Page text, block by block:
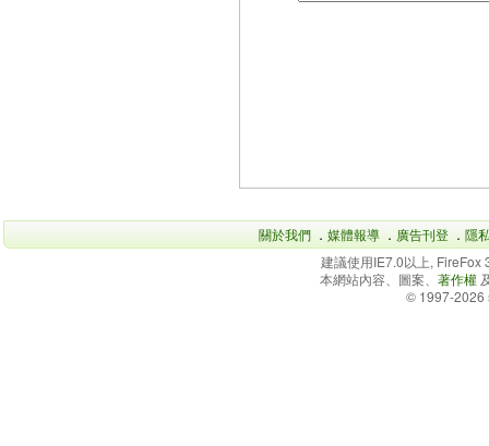
關於我們 ． 媒體報導 ． 廣告刊登 ． 隱
建議使用IE7.0以上,
本網站內容、圖案、 著作權
© 1997-2026